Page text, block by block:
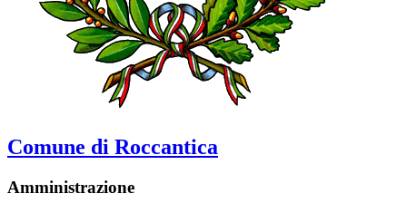
Comune di Roccantica
Amministrazione